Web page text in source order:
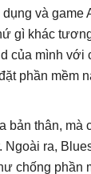
và game
gì khác
của mình với
phần mềm
bản thân, mà
ra,
chống phần